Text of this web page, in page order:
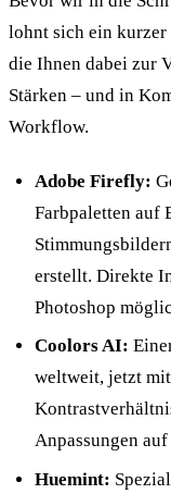
lohnt sich ein
die Ihnen dabei zur
Stärken – und in
Workflow.
Adobe Firefly:
Farbpaletten auf
erstellt. Direkte
Photoshop
Coolors AI:
weltweit, jetzt
Anpassungen
Huemint: